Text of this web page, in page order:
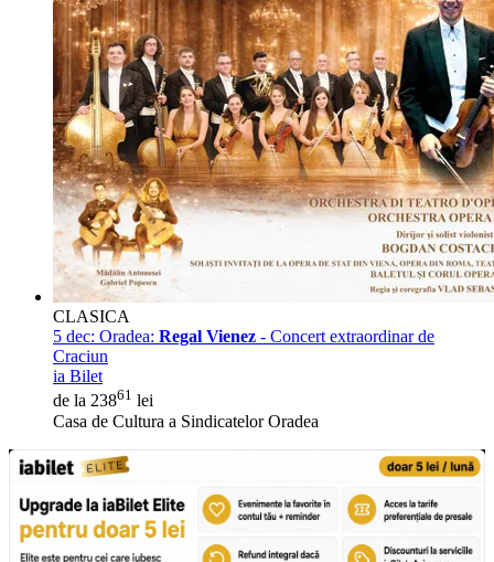
CLASICA
5 dec: Oradea: Regal Vienez - Concert extraordinar de
Craciun
ia Bilet
de la 23861 lei
Casa de Cultura a Sindicatelor Oradea